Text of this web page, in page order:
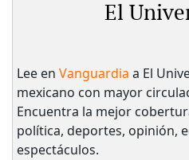
El
Lee en Vanguardia a El
mexicano con mayor
Encuentra la mejor
política, deportes, opinión,
espectáculos.